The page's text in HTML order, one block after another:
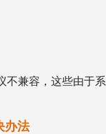
不兼容，这些由于
办法